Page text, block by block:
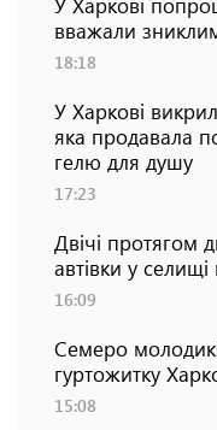
вважали зниклим
18:18
У Харкові
яка продавала
гелю для душу
17:23
Двічі протягом
автівки у
16:09
Семеро
гуртожитку
15:08